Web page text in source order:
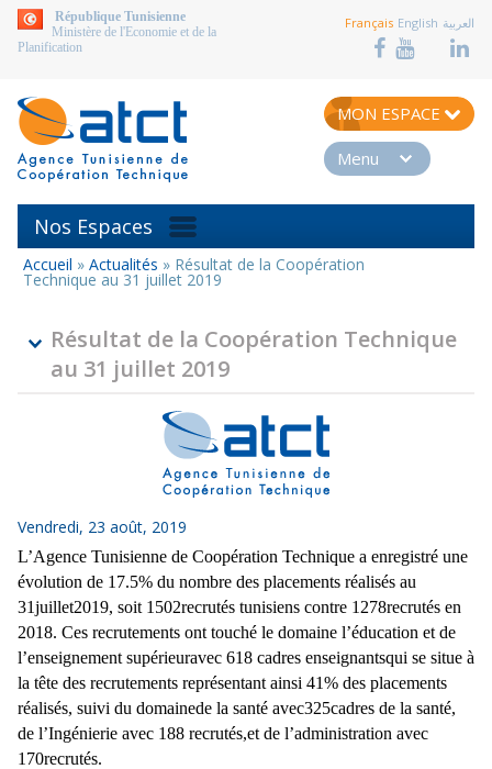
aller au contenu
République Tunisienne
Ministère de l'Economie et de la
Planification
Français English العربية
MON ESPACE
Menu
Nos Espaces
Vous
êtes
Accueil » Actualités » Résultat de la Coopération
Technique au 31 juillet 2019
Résultat de la Coopération Technique
au 31 juillet 2019
Vendredi, 23 août, 2019
L’Agence Tunisienne de Coopération Technique a enregistré une
évolution de 17.5% du nombre des placements réalisés au
31juillet2019, soit 1502recrutés tunisiens contre 1278recrutés en
2018. Ces recrutements ont touché le domaine l’éducation et de
l’enseignement supérieuravec 618 cadres enseignantsqui se situe à
la tête des recrutements représentant ainsi 41% des placements
réalisés, suivi du domainede la santé avec325cadres de la santé,
de l’Ingénierie avec 188 recrutés,et de l’administration avec
170recrutés.